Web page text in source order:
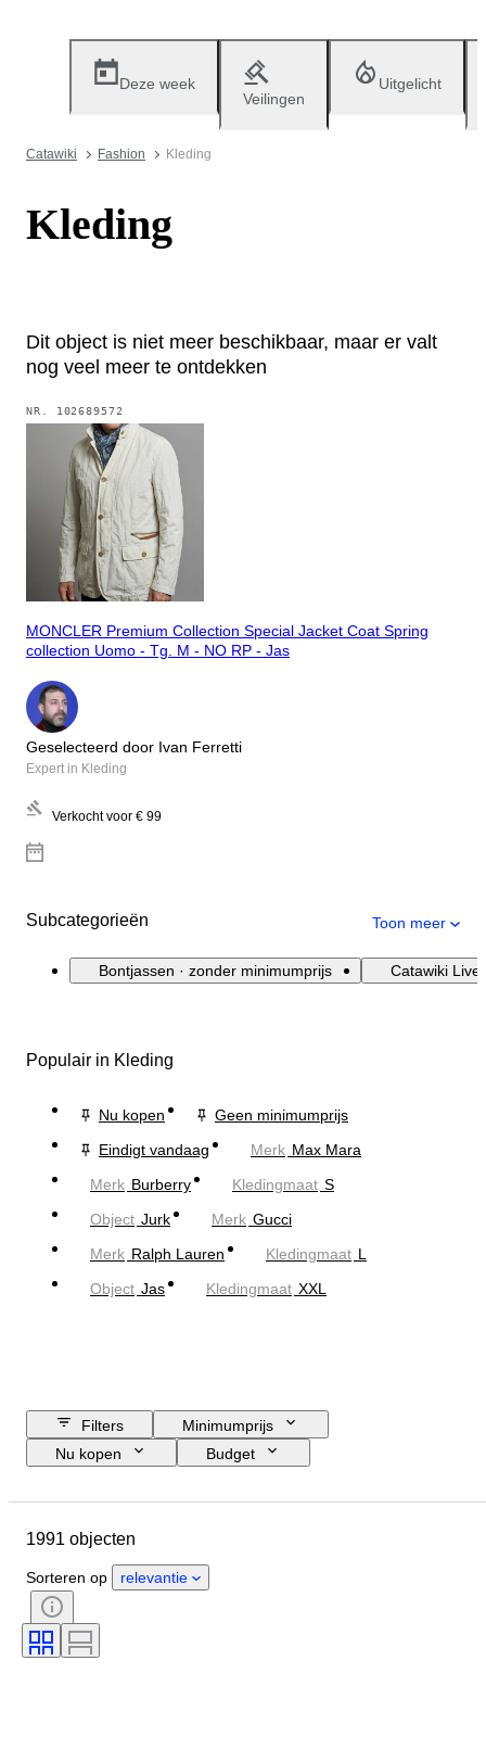
Deze week
Veilingen
Uitgelicht
Catawiki Fashion Kleding
Kleding
Dit object is niet meer beschikbaar, maar er valt
nog veel meer te ontdekken
NR. 102689572
MONCLER Premium Collection Special Jacket Coat Spring
collection Uomo - Tg. M - NO RP - Jas
Geselecteerd door Ivan Ferretti
Expert in Kleding
Verkocht voor € 99
Subcategorieën Toon meer
Bontjassen · zonder minimumprijs Catawiki Live
Populair in Kleding
Nu kopen
Geen minimumprijs
Eindigt vandaag
Merk Max Mara
Merk Burberry Kledingmaat S
Object Jurk Merk Gucci
Merk Ralph Lauren Kledingmaat L
Object Jas Kledingmaat XXL
Filters
Minimumprijs
Nu kopen
Budget
Land van herkomst
Geslacht
Conditie
Stijl
Kleur
Maat op het artikel
Patroon
1991 objecten
Sorteren op relevantie